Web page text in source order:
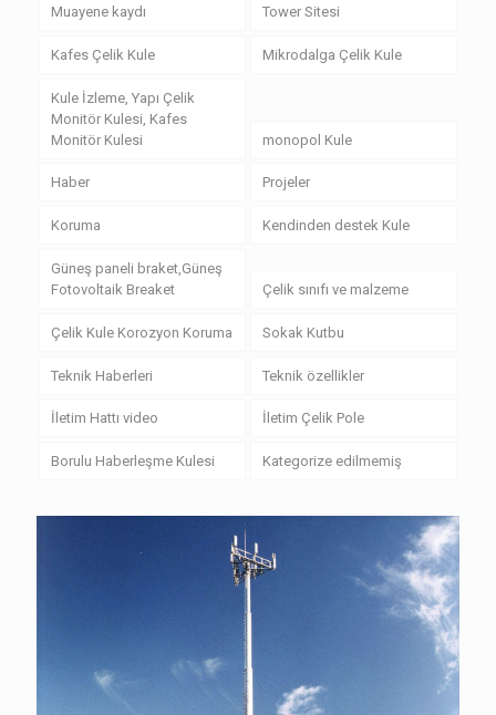
Muayene kaydı
Tower Sitesi
Kafes Çelik Kule Mikrodalga Çelik Kule
Kule İzleme, Yapı Çelik
Monitör Kulesi, Kafes
Monitör Kulesi
monopol Kule
Haber Projeler
Koruma Kendinden destek Kule
Güneş paneli braket,Güneş
Fotovoltaik Breaket
Çelik sınıfı ve malzeme
Çelik Kule Korozyon Koruma Sokak Kutbu
Teknik Haberleri Teknik özellikler
İletim Hattı video İletim Çelik Pole
Borulu Haberleşme Kulesi Kategorize edilmemiş